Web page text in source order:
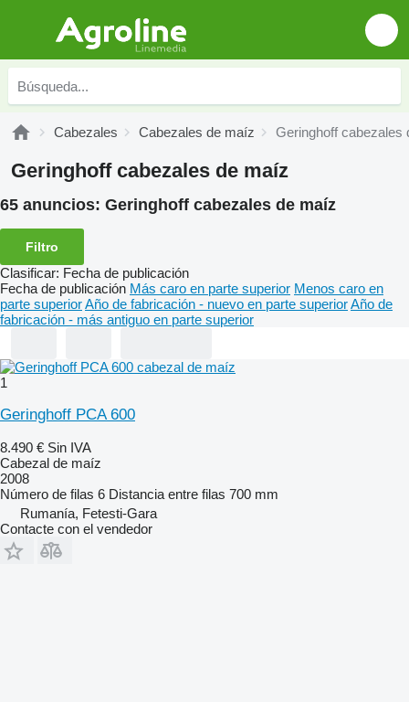
Cabezales Cabezales de maíz Geringhoff cabezales
Geringhoff cabezales de maíz
65 anuncios: Geringhoff cabezales de maíz
Filtro
Clasificar: Fecha de publicación
Fecha de publicación Más caro en parte superior Menos caro en
parte superiorAño de fabricación - nuevo en parte superiorAño de
fabricación - más antiguo en parte superior
1
Geringhoff PCA 600
8.490 € Sin IVA
Cabezal de maíz
2008
Número de filas 6 Distancia entre filas 700 mm
Rumanía, Fetesti-Gara
Contacte con el vendedor